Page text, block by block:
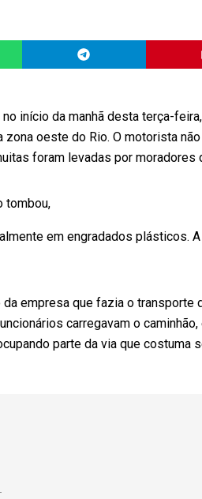
início da manhã desta terça-
zona oeste do Rio. O motorista
foram levadas por moradores
tombou,
em engradados plásticos.
empresa que fazia o transporte
carregavam o
parte da via que costuma